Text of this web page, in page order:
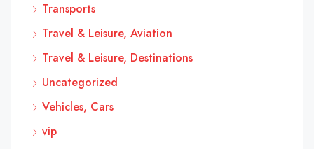
Transports
Travel & Leisure, Aviation
Travel & Leisure, Destinations
Uncategorized
Vehicles, Cars
vip